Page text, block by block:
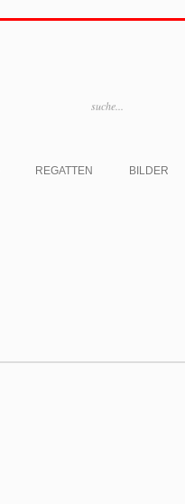
REGATTEN BILDER